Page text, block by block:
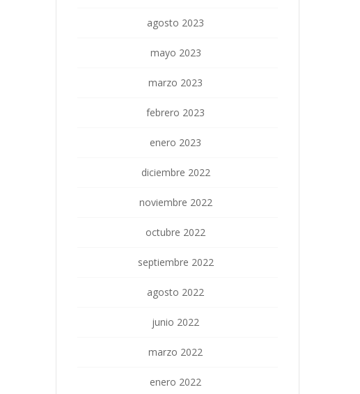
agosto 2023
mayo 2023
marzo 2023
febrero 2023
enero 2023
diciembre 2022
noviembre 2022
octubre 2022
septiembre 2022
agosto 2022
junio 2022
marzo 2022
enero 2022